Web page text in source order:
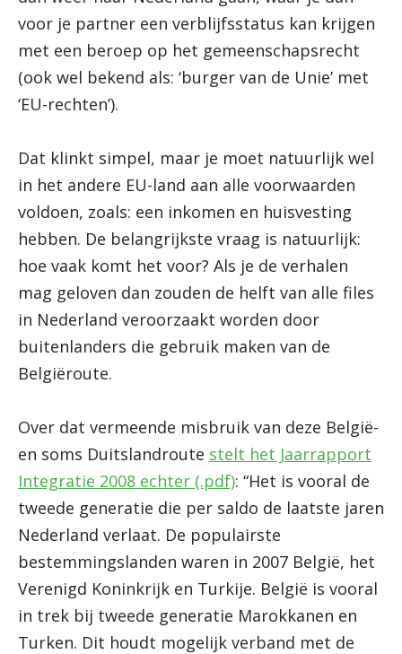
voor je partner een verblijfsstatus kan krijgen
met een beroep op het gemeenschapsrecht
(ook wel bekend als: ‘burger van de Unie’ met
‘EU-rechten’).
Dat klinkt simpel, maar je moet natuurlijk wel
in het andere EU-land aan alle voorwaarden
voldoen, zoals: een inkomen en huisvesting
hebben. De belangrijkste vraag is natuurlijk:
hoe vaak komt het voor? Als je de verhalen
mag geloven dan zouden de helft van alle files
in Nederland veroorzaakt worden door
buitenlanders die gebruik maken van de
Belgiëroute.
Over dat vermeende misbruik van deze België-
en soms Duitslandroute stelt het Jaarrapport
Integratie 2008 echter (.pdf): “Het is vooral de
tweede generatie die per saldo de laatste jaren
Nederland verlaat. De populairste
bestemmingslanden waren in 2007 België, het
Verenigd Koninkrijk en Turkije. België is vooral
in trek bij tweede generatie Marokkanen en
Turken. Dit houdt mogelijk verband met de